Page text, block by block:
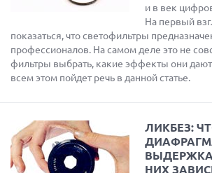
и в век
На первый
показаться, что светофильтры
профессионалов. На самом деле это не
фильтры выбрать, какие эффекты они
всем этом пойдет речь в данной статье.
ЛИКБЕЗ:
НИХ